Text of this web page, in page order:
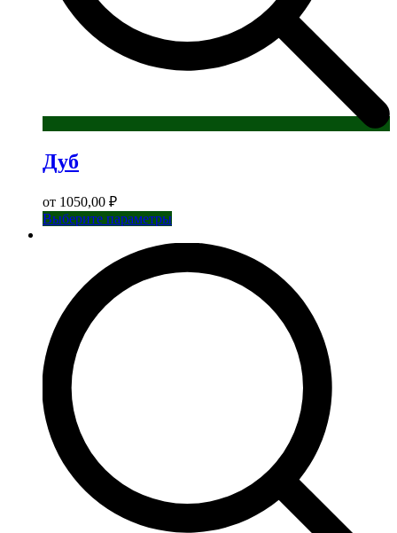
Дуб
от 1050,00 ₽
Выберите параметрыЭтот
вариаций.